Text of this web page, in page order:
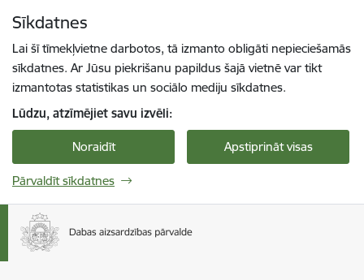
Sīkdatnes
Lai šī tīmekļvietne darbotos, tā izmanto obligāti nepieciešamās
sīkdatnes. Ar Jūsu piekrišanu papildus šajā vietnē var tikt
izmantotas statistikas un sociālo mediju sīkdatnes.
Lūdzu, atzīmējiet savu izvēli:
Noraidīt Apstiprināt visas
Pārvaldīt sīkdatnes